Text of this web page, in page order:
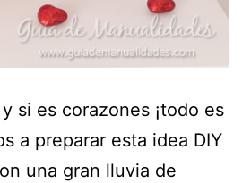
si es corazones ¡todo es
a preparar esta idea DIY
una gran lluvia de